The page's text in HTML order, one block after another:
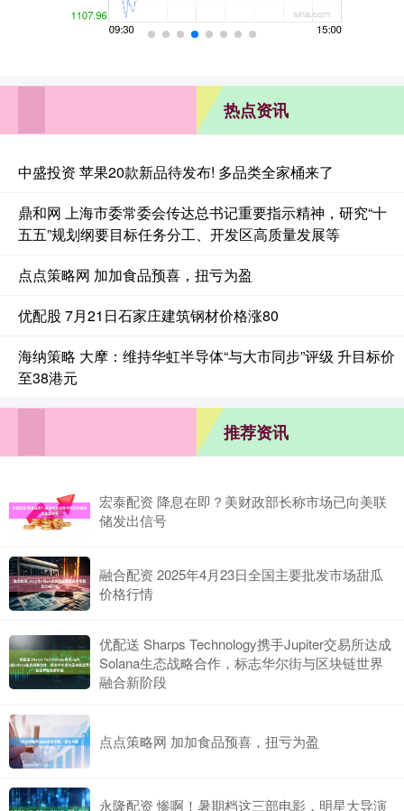
热点资讯
中盛投资 苹果20款新品待发布! 多品类全家桶来了
鼎和网 上海市委常委会传达总书记重要指示精神，研究“十
五五”规划纲要目标任务分工、开发区高质量发展等
点点策略网 加加食品预喜，扭亏为盈
优配股 7月21日石家庄建筑钢材价格涨80
海纳策略 大摩：维持华虹半导体“与大市同步”评级 升目标价
至38港元
推荐资讯
宏泰配资 降息在即？美财政部长称市场已向美联
储发出信号
融合配资 2025年4月23日全国主要批发市场甜瓜
价格行情
优配送 Sharps Technology携手Jupiter交易所达成
Solana生态战略合作，标志华尔街与区块链世界
融合新阶段
点点策略网 加加食品预喜，扭亏为盈
永隆配资 惨啊！暑期档这三部电影，明星大导演